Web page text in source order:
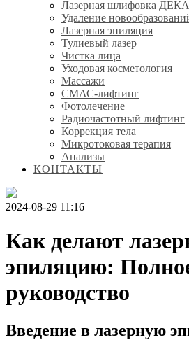
Лазерная шлифовка ДЕКА
Удаление
Лазерная эпиляция
Тулиевый лазер
Чистка лица
Уходовая косметология
Массажи
СМАС-лифтинг
Фотолечение
Радиочастотный лифтинг
Коррекция тела
Микротоковая терапия
Анализы
КОНТАКТЫ
2024-08-29 11:16
Как делают
эпиляцию:
руководство
Введение в лазерную